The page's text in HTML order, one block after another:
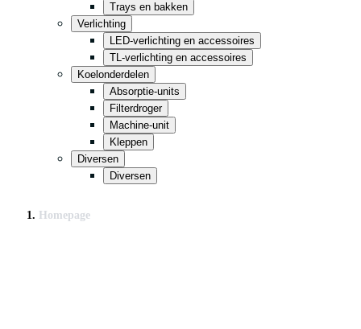
Trays en bakken
Verlichting
LED-verlichting en accessoires
TL-verlichting en accessoires
Koelonderdelen
Absorptie-units
Filterdroger
Machine-unit
Kleppen
Diversen
Diversen
Homepage